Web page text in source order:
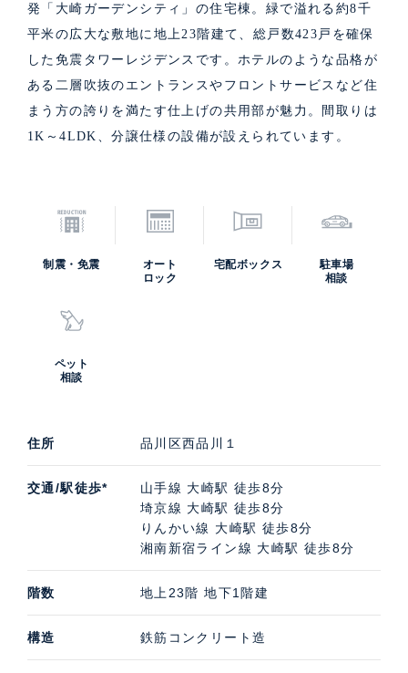
発「大崎ガーデンシティ」の住宅棟。緑で溢れる約8千
平米の広大な敷地に地上23階建て、総戸数423戸を確保
した免震タワーレジデンスです。ホテルのような品格が
ある二層吹抜のエントランスやフロントサービスなど住
まう方の誇りを満たす仕上げの共用部が魅力。間取りは
1K～4LDK、分譲仕様の設備が設えられています。
制震・免震
オート
ロック
宅配ボックス
駐車場
相談
ペット
相談
住所 品川区西品川１
交通/駅徒歩*
山手線 大崎駅 徒歩8分
埼京線 大崎駅 徒歩8分
りんかい線 大崎駅 徒歩8分
湘南新宿ライン線 大崎駅 徒歩8分
階数 地上23階 地下1階建
構造 鉄筋コンクリート造